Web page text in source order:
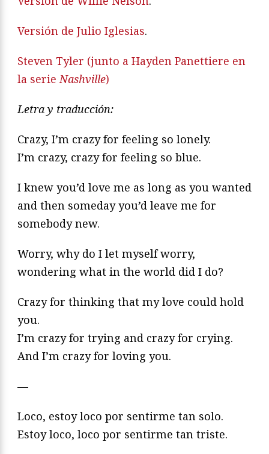
Versión de Julio Iglesias.
Steven Tyler (junto a Hayden Panettiere en
la serieNashville)
Letra y traducción:
Crazy, I’m crazy for feeling so lonely.
I’m crazy, crazy for feeling so blue.
I knew you’d love me as long as you wanted
and then someday you’d leave me for
somebody new.
Worry, why do I let myself worry,
wondering what in the world did I do?
Crazy for thinking that my love could hold
you.
I’m crazy for trying and crazy for crying.
And I’m crazy for loving you.
—
Loco, estoy loco por sentirme tan solo.
Estoy loco, loco por sentirme tan triste.